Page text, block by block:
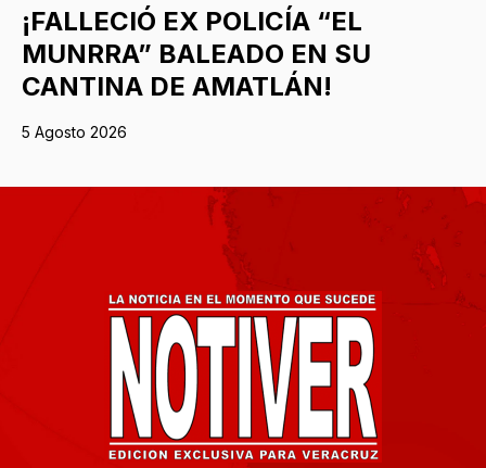
¡FALLECIÓ EX POLICÍA “EL
MUNRRA” BALEADO EN SU
CANTINA DE AMATLÁN!
5 Agosto 2026